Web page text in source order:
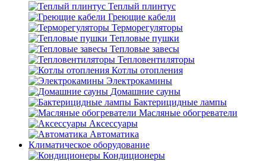
Теплый плинтус
Греющие кабели
Терморегуляторы
Тепловые пушки
Тепловые завесы
Тепловентиляторы
Котлы отопления
Электрокамины
Домашние сауны
Бактерицидные лампы
Масляные обогреватели
Аксессуары
Автоматика
Климатическое оборудование
Кондиционеры